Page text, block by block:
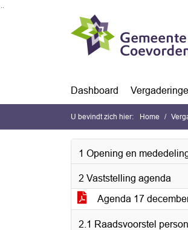
Ga naar de inhoud van deze pagina
Ga naar het zoeken
Ga naar het menu
Dashboard
U bevindt zich hier: Home
1 Opening en
2 Vaststelling agenda
Agenda 17
2.1 Raadsvoorstel